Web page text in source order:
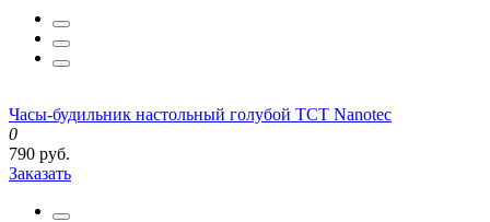
Часы-будильник настольный голубой TCT Nanotec
0
790 руб.
Заказать